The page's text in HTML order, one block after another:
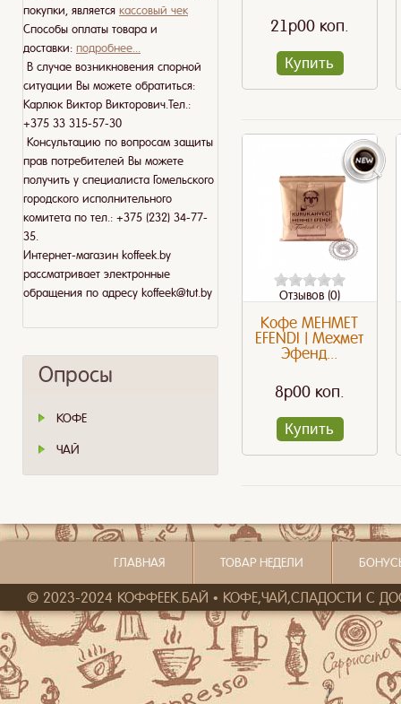
покупки, является кассовый чек
Способы оплаты товара и
доставки: подробнее...
В случае возникновения спорной
ситуации Вы можете обратиться:
Карлюк Виктор Викторович.Тел.:
+375 33 315-57-30
Консультацию по вопросам защиты
прав потребителей Вы можете
получить у специалиста Гомельского
городского исполнительного
комитета по тел.: +375 (232) 34-77-
35.
Интернет-магазин koffeek.by
рассматривает электронные
обращения по адресу koffeek@tut.by
Опросы
КОФЕ
ЧАЙ
21p00 коп.
Купить
Отзывов (0)
Кофе MEHMET
EFENDI | Мехмет
Эфенд...
8p00 коп.
Купить
ГЛАВНАЯ ТОВАР НЕДЕЛИ
© 2023-2024 КОФФЕЕК.БАЙ • КОФЕ,ЧАЙ,СЛАДОСТИ С